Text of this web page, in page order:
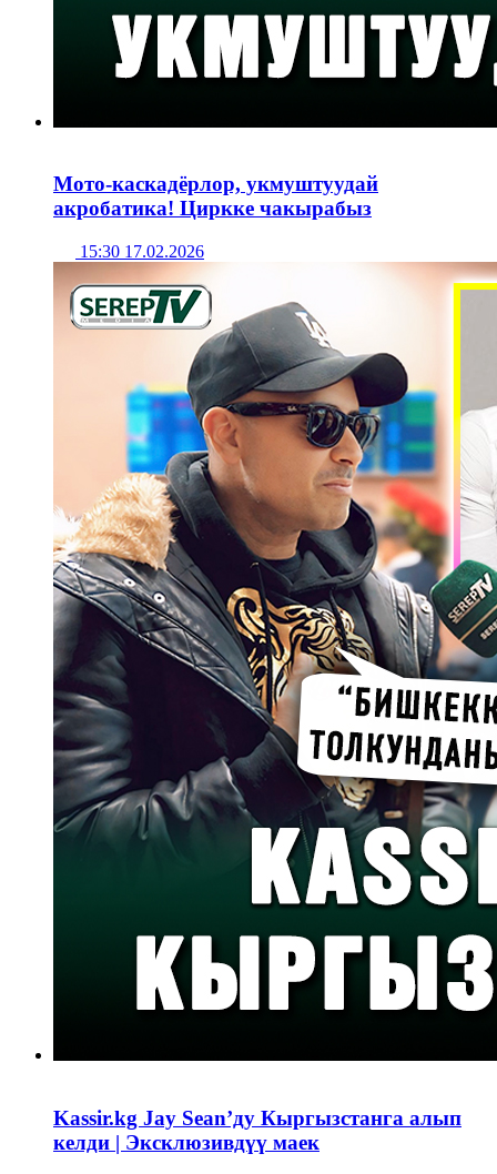
Мото-каскадёрлор, укмуштуудай
акробатика! Циркке чакырабыз
15:30 17.02.2026
Kassir.kg Jay Sean’ду Кыргызстанга алып
келди | Эксклюзивдүү маек